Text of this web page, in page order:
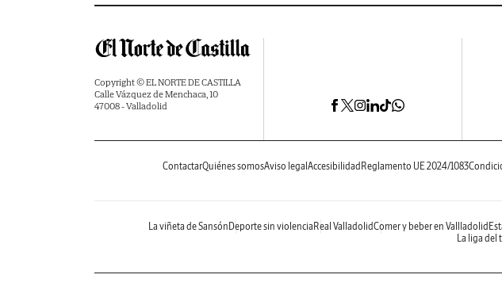
Copyright © EL NORTE DE CASTILLA
Calle Vázquez de Menchaca, 10
47008 - Valladolid
ContactarQuiénes somosAviso legal Accesibilidad Reglamento UE 2024/1083
La viñeta de Sansón Deporte sin violencia Real ValladolidComer y beber en Vallladolid
La liga del